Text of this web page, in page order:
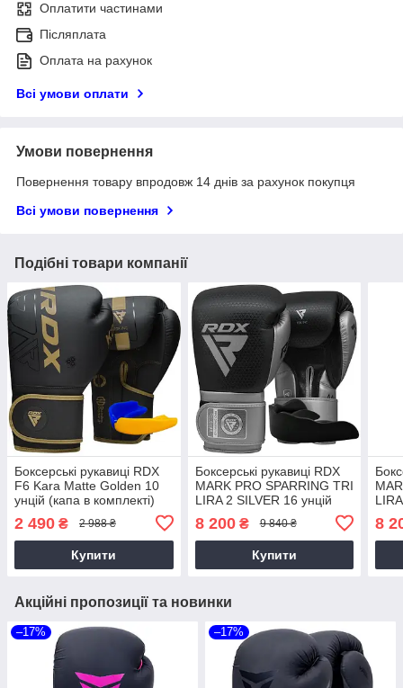
Оплатити частинами
Післяплата
Оплата на рахунок
Всі умови оплати
Умови повернення
Повернення товару впродовж 14 днів за рахунок покупця
Всі умови повернення
Подібні товари компанії
Боксерські рукавиці RDX
F6 Kara Matte Golden 10
унцій (капа в комплекті)
2 490 ₴ 2 988 ₴
Купити
Боксерські рукавиці RDX
MARK PRO SPARRING TRI
LIRA 2 SILVER 16 унцій
8 200₴ 9 840 ₴
Купити
8
Акційні пропозиції та новинки
–17% –17%